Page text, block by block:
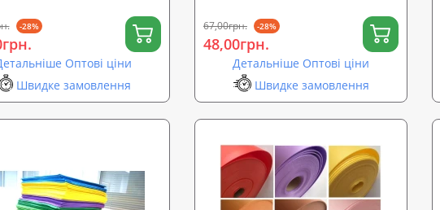
-28%
Оптові ціни
Швидке замовлення
67,00грн. -28%
48,00грн.
Детальніше Оптові ціни
Швидке замовлення